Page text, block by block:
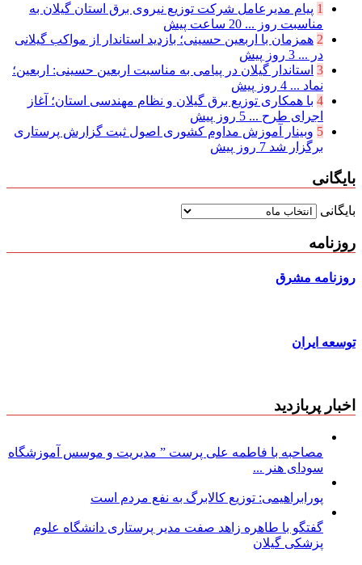
1 پیام مدیرعامل شركت توزیع نیروی برق استان گیلان به
مناسبت روز ... 20 ساعت پیش
2 همزمان با اربعین حسینی؛ بازدید استاندار از مواکب گیلانی
در ... 3 روز پیش
3 استاندار گیلان در پیامی به مناسبت اربعین حسینی: اربعین؛
نماد ... 4 روز پیش
4 با همکاری توزیع برق گیلان و نظام مهندسی استان؛ آغاز
اجرای طرح ... 5 روز پیش
5 وبینار آموزش مداوم کشوری اصول ثبت گزارش پرستاری
برگزار شد 7 روز پیش
بایگانی
بایگانی
روزنامه
روزنامه مشرق
توسعه ایران
اخبار پربازدید
مصاحبه با فاطمه علی پرست ” مدیریت و موسس آموزشگاه
سودای هنر ...
پورابراهیمی: توزیع کالابرگ به نفع مردم است
گفتگو با طاهره زاهد صفت مدیر پرستاری دانشگاه علوم
پزشکی گیلان